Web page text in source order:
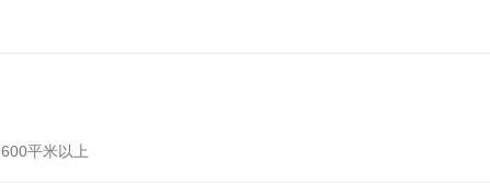
600平米以上